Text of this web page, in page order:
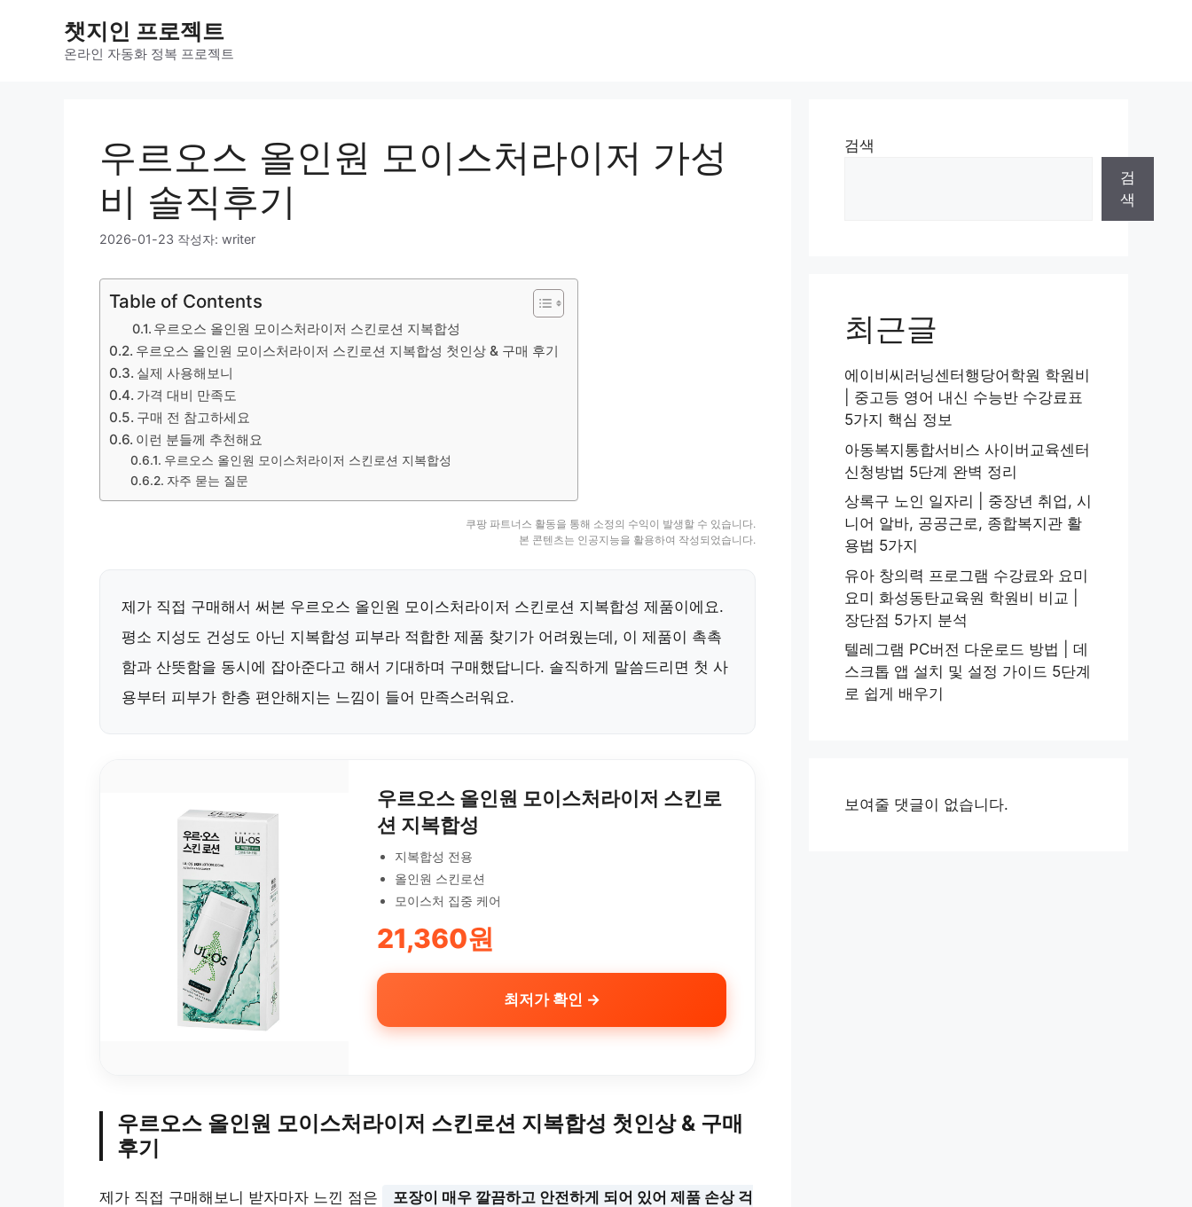
챗지인 프로젝트
온라인 자동화 정복 프로젝트
우르오스 올인원 모이스처라이저 가성
비 솔직후기
2026-01-23 작성자: writer
Table of Contents
우르오스 올인원 모이스처라이저 스킨로션 지복합성
우르오스 올인원 모이스처라이저 스킨로션 지복합성 첫인상 & 구매 후기
실제 사용해보니
가격 대비 만족도
구매 전 참고하세요
이런 분들께 추천해요
우르오스 올인원 모이스처라이저 스킨로션 지복합성
자주 묻는 질문
쿠팡 파트너스 활동을 통해 소정의 수익이 발생할 수 있습니다.
본 콘텐츠는 인공지능을 활용하여 작성되었습니다.
제가 직접 구매해서 써본 우르오스 올인원 모이스처라이저 스킨로션 지복합성 제품이에요.
평소 지성도 건성도 아닌 지복합성 피부라 적합한 제품 찾기가 어려웠는데, 이 제품이 촉촉
함과 산뜻함을 동시에 잡아준다고 해서 기대하며 구매했답니다. 솔직하게 말씀드리면 첫 사
용부터 피부가 한층 편안해지는 느낌이 들어 만족스러워요.
우르오스 올인원 모이스처라이저 스킨로
션 지복합성
지복합성 전용
올인원 스킨로션
모이스처 집중 케어
21,360원
최저가 확인 →
우르오스 올인원 모이스처라이저 스킨로션 지복합성 첫인상 & 구매
후기
제가 직접 구매해보니 받자마자 느낀 점은
포장이 매우 깔끔하고 안전하게 되어 있어 제품 손상 걱
검색
검
색
최근글
에이비씨러닝센터행당어학원 학원비
| 중고등 영어 내신 수능반 수강료표
5가지 핵심 정보
아동복지통합서비스 사이버교육센터
신청방법 5단계 완벽 정리
상록구 노인 일자리 | 중장년 취업, 시
니어 알바, 공공근로, 종합복지관 활
용법 5가지
유아 창의력 프로그램 수강료와 요미
요미 화성동탄교육원 학원비 비교 |
장단점 5가지 분석
텔레그램 PC버전 다운로드 방법 | 데
스크톱 앱 설치 및 설정 가이드 5단계
로 쉽게 배우기
보여줄 댓글이 없습니다.